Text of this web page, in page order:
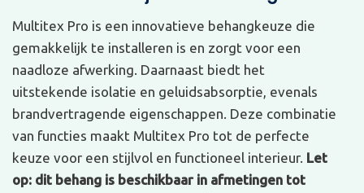
Multitex Pro is een innovatieve behangkeuze die
gemakkelijk te installeren is en zorgt voor een
naadloze afwerking. Daarnaast biedt het
uitstekende isolatie en geluidsabsorptie, evenals
brandvertragende eigenschappen. Deze combinatie
van functies maakt Multitex Pro tot de perfecte
keuze voor een stijlvol en functioneel interieur. Let
op: dit behang is beschikbaar in afmetingen tot